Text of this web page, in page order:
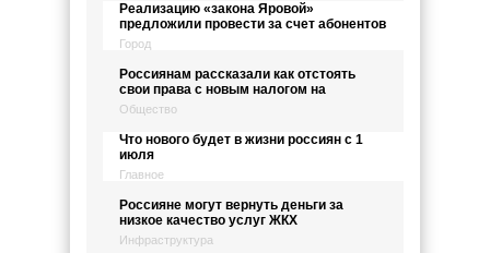
Реализацию «закона Яровой»
предложили провести за счет абонентов
Город
Россиянам рассказали как отстоять
свои права с новым налогом на
Общество
Что нового будет в жизни россиян с 1
июля
Главное
Россияне могут вернуть деньги за
низкое качество услуг ЖКХ
Инфраструктура